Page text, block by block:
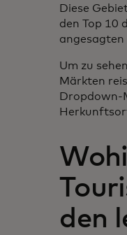
Diese
den Top 10
angesagten
Um zu
Märkten
Dropdown-
den